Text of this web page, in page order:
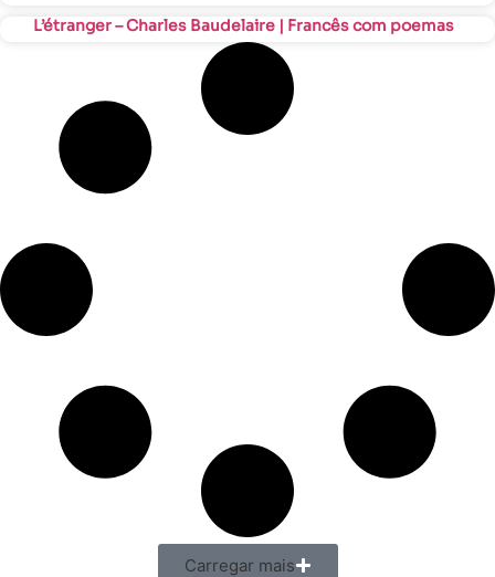
L’étranger – Charles Baudelaire | Francês com poemas
Carregar mais